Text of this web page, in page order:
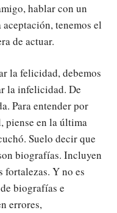
hablar con un
tenemos el
de actuar.
la felicidad, debemos
la infelicidad. De
Para entender por
piense en la última
Suelo decir que
biografías. Incluyen
Y no es
biografías e
errores,